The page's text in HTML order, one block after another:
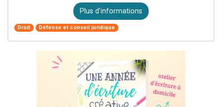
Plus d'informations
Droit Défense et conseil juridique